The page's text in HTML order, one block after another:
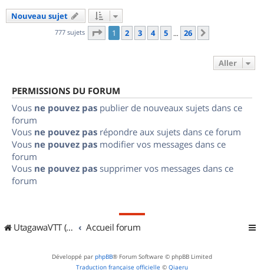
Nouveau sujet
777 sujets Page 1sur
1 2 3 4 5 … 26
Aller
PERMISSIONS DU FORUM
Vous ne pouvez pas publier de nouveaux sujets dans ce
forum
Vous ne pouvez pas répondre aux sujets dans ce forum
Vous ne pouvez pas modifier vos messages dans ce
forum
Vous ne pouvez pas supprimer vos messages dans ce
forum
UtagawaVTT (Randos VTT et VTTAE avec traces GPS) Accueil forum
Développé par phpBB® Forum Software © phpBB Limited
Traduction française officielle © Qiaeru